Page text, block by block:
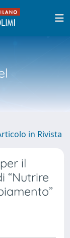
in Rivista
il
“Nutrire